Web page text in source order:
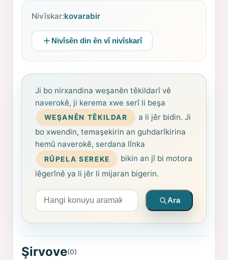
Nivîskar:kovarabir
Nivîsên din ên vî nivîskarî
Ji bo nirxandina weşanên têkildarî vê
naverokê, ji kerema xwe serî li beşa
WEŞANÊN TÊKILDAR
a li jêr bidin. Ji
bo xwendin, temaşekirin an guhdarîkirina
hemû naverokê, serdana lînka
RÛPELA SEREKE
bikin an jî bi motora
lêgerînê ya li jêr li mijaran bigerin.
Arama yapın
Ara
Şirvove(0)